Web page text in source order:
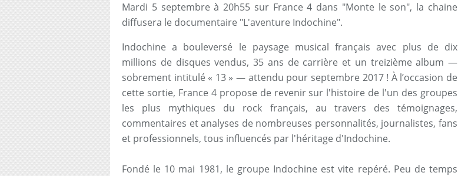
Mardi 5 septembre à 20h55 sur France 4 dans "Monte le son", la chaine
diffusera le documentaire "L'aventure Indochine".
Indochine a bouleversé le paysage musical français avec plus de dix
millions de disques vendus, 35 ans de carrière et un treizième album —
sobrement intitulé « 13 » — attendu pour septembre 2017 ! À l’occasion de
cette sortie, France 4 propose de revenir sur l'histoire de l'un des groupes
les plus mythiques du rock français, au travers des témoignages,
commentaires et analyses de nombreuses personnalités, journalistes, fans
et professionnels, tous influencés par l'héritage d'Indochine.
Fondé le 10 mai 1981, le groupe Indochine est vite repéré. Peu de temps